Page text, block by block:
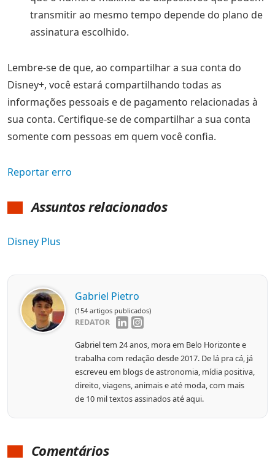
transmitir ao mesmo tempo depende do plano de
assinatura escolhido.
Lembre-se de que, ao compartilhar a sua conta do
Disney+, você estará compartilhando todas as
informações pessoais e de pagamento relacionadas à
sua conta. Certifique-se de compartilhar a sua conta
somente com pessoas em quem você confia.
Reportar erro
Assuntos relacionados
Disney Plus
Gabriel Pietro
(154 artigos publicados)
REDATOR
Gabriel tem 24 anos, mora em Belo Horizonte e
trabalha com redação desde 2017. De lá pra cá, já
escreveu em blogs de astronomia, mídia positiva,
direito, viagens, animais e até moda, com mais
de 10 mil textos assinados até aqui.
Comentários